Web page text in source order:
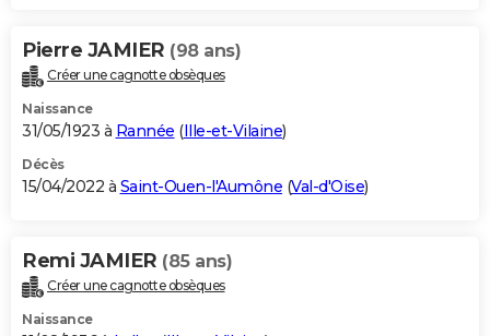
Pierre JAMIER (98 ans)
Créer une cagnotte obsèques
Naissance
31/05/1923 à Rannée (Ille-et-Vilaine)
Décès
15/04/2022 à Saint-Ouen-l'Aumône (Val-d'Oise)
Remi JAMIER (85 ans)
Créer une cagnotte obsèques
Naissance